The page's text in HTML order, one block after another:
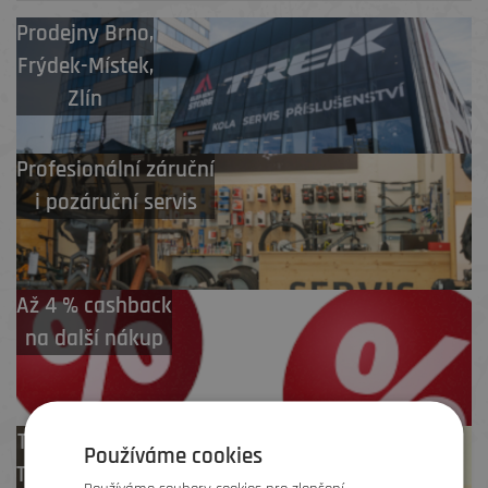
ProdejnyBrno,
Frýdek-Místek,
Zlín
Profesionální záruční
i pozáruční servis
Až 4 % cashback
na další nákup
Test centrum
TREK zdarma
Používáme cookies